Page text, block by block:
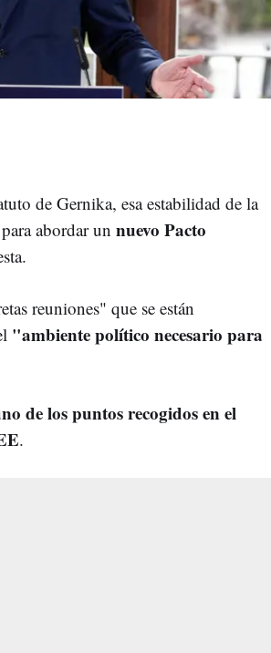
de Gernika, esa estabilidad de la
abordar un nuevo Pacto
reuniones" que se están
"ambiente político necesario para
de los puntos recogidos en el
.